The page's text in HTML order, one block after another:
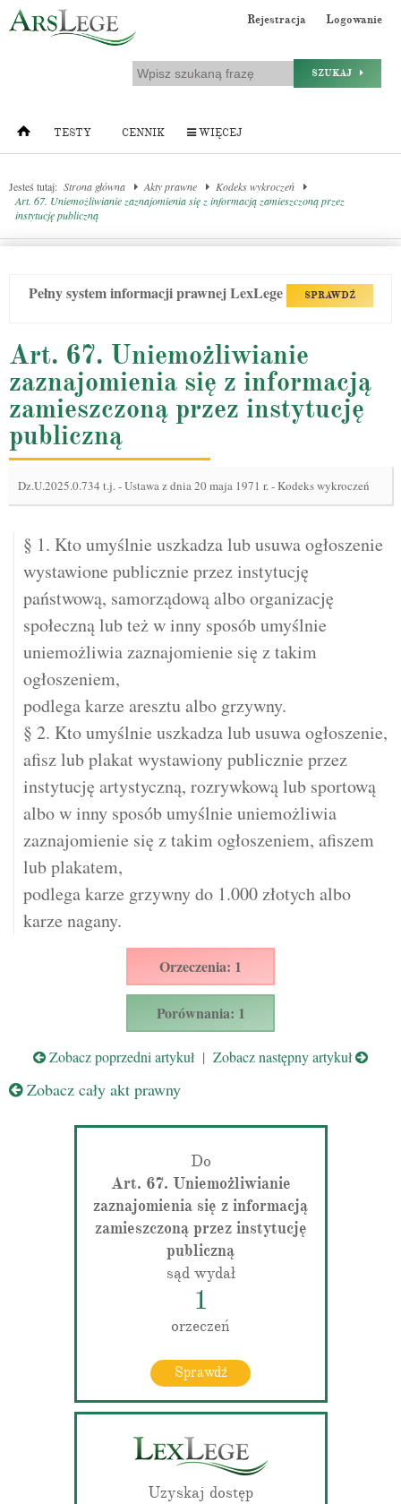
Rejestracja Logowanie
SZUKAJ
TESTY CENNIK WIĘCEJ
Jesteś tutaj: Strona główna Akty prawne
Kodeks wykroczeń
Art. 67. Uniemożliwianie zaznajomienia się z informacją zamieszczoną przez
instytucję publiczną
Pełny system informacji prawnej LexLege SPRAWDŹ
Art. 67. Uniemożliwianie
zaznajomienia się z informacją
zamieszczoną przez instytucję
publiczną
Dz.U.2025.0.734 t.j.-Ustawa z dnia 20 maja 1971 r. - Kodeks wykroczeń
§ 1. Kto umyślnie uszkadza lub usuwa ogłoszenie
wystawione publicznie przez instytucję
państwową, samorządową albo organizację
społeczną lub też w inny sposób umyślnie
uniemożliwia zaznajomienie się z takim
ogłoszeniem,
podlega karze aresztu albo grzywny.
§ 2. Kto umyślnie uszkadza lub usuwa ogłoszenie,
afisz lub plakat wystawiony publicznie przez
instytucję artystyczną, rozrywkową lub sportową
albo w inny sposób umyślnie uniemożliwia
zaznajomienie się z takim ogłoszeniem, afiszem
lub plakatem,
podlega karze grzywny do 1.000 złotych albo
karze nagany.
Orzeczenia: 1
Porównania: 1
Zobacz poprzedni artykuł | Zobacz następny artykuł
Zobacz cały akt prawny
Do
Art. 67. Uniemożliwianie
zaznajomienia się z informacją
zamieszczoną przez instytucję
publiczną
sąd wydał
1
orzeczeń
Sprawdź
Uzyskaj dostęp